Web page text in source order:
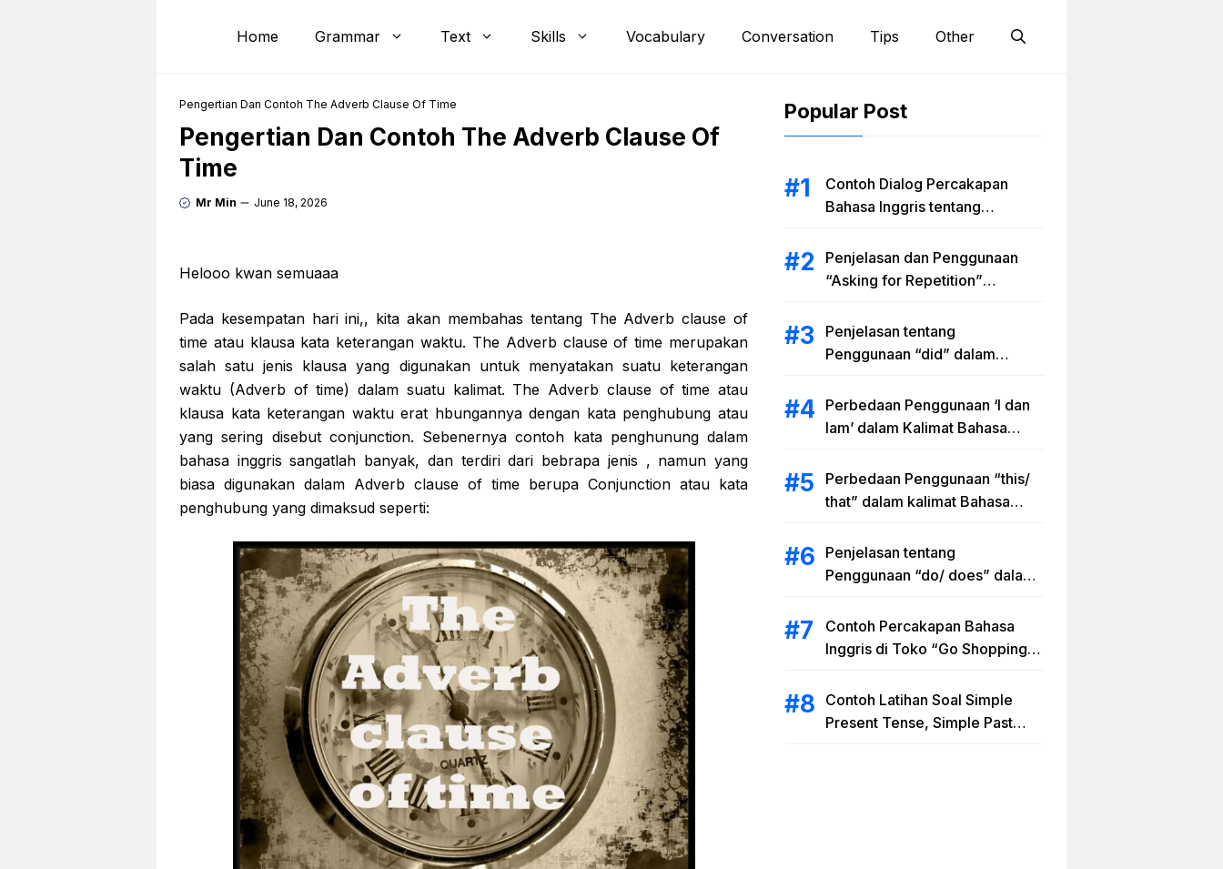
Home Grammar Text Skills Vocabulary Conversation Tips Other
Pengertian Dan Contoh The Adverb Clause Of Time
Pengertian Dan Contoh The Adverb Clause Of
Time
Mr Min June 18, 2026
Helooo kwan semuaaa
Pada kesempatan hari ini,, kita akan membahas tentang The Adverb clause of
time atau klausa kata keterangan waktu. The Adverb clause of time merupakan
salah satu jenis klausa yang digunakan untuk menyatakan suatu keterangan
waktu (Adverb of time) dalam suatu kalimat. The Adverb clause of time atau
klausa kata keterangan waktu erat hbungannya dengan kata penghubung atau
yang sering disebut conjunction. Sebenernya contoh kata penghunung dalam
bahasa inggris sangatlah banyak, dan terdiri dari bebrapa jenis , namun yang
biasa digunakan dalam Adverb clause of time berupa Conjunction atau kata
penghubung yang dimaksud seperti:
Popular Post
Contoh Dialog Percakapan
Bahasa Inggris tentang
Artinya
Penjelasan dan Penggunaan
“Asking for Repetition”
dan Latihan Soal
Penjelasan tentang
Penggunaan “did” dalam
Perbedaan Penggunaan ‘I dan
Iam’ dalam Kalimat Bahasa
Perbedaan Penggunaan “this/
that” dalam kalimat Bahasa
Contoh Kalimat
Penjelasan tentang
Penggunaan “do/ does” dalam
Contoh Percakapan Bahasa
Inggris di Toko “Go Shopping”
Contoh Latihan Soal Simple
Present Tense, Simple Past